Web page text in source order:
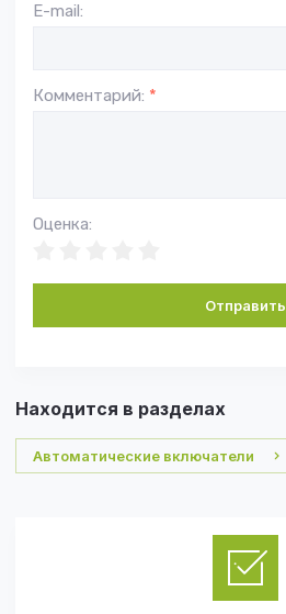
E-mail:
Комментарий: *
Оценка:
Отправить
Находится в разделах
Автоматические включатели